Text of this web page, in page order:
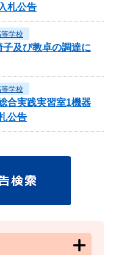
札公告
学校
及び教卓の調達に
学校
合実践実習室1機器
公告